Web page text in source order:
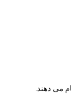
می دهند.